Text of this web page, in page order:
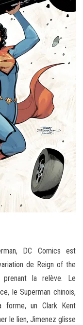
DC Comics est
de Reign of the
prenant la relève. Le
le Superman chinois,
forme, un Clark Kent
le lien, Jimenez glisse